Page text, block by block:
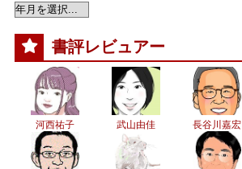
書評レビュアー
河西祐子 武山由佳 長谷川嘉宏